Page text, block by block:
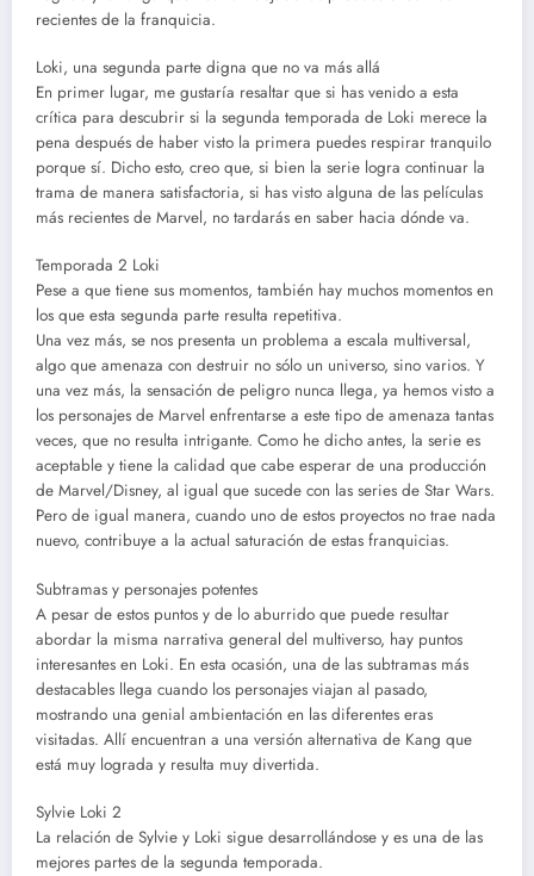
recientes de la franquicia.
Loki, una segunda parte digna que no va más allá
En primer lugar, me gustaría resaltar que si has venido a esta
crítica para descubrir si la segunda temporada de Loki merece la
pena después de haber visto la primera puedes respirar tranquilo
porque sí. Dicho esto, creo que, si bien la serie logra continuar la
trama de manera satisfactoria, si has visto alguna de las películas
más recientes de Marvel, no tardarás en saber hacia dónde va.
Temporada 2 Loki
Pese a que tiene sus momentos, también hay muchos momentos en
los que esta segunda parte resulta repetitiva.
Una vez más, se nos presenta un problema a escala multiversal,
algo que amenaza con destruir no sólo un universo, sino varios. Y
una vez más, la sensación de peligro nunca llega, ya hemos visto a
los personajes de Marvel enfrentarse a este tipo de amenaza tantas
veces, que no resulta intrigante. Como he dicho antes, la serie es
aceptable y tiene la calidad que cabe esperar de una producción
de Marvel/Disney, al igual que sucede con las series de Star Wars.
Pero de igual manera, cuando uno de estos proyectos no trae nada
nuevo, contribuye a la actual saturación de estas franquicias.
Subtramas y personajes potentes
A pesar de estos puntos y de lo aburrido que puede resultar
abordar la misma narrativa general del multiverso, hay puntos
interesantes en Loki. En esta ocasión, una de las subtramas más
destacables llega cuando los personajes viajan al pasado,
mostrando una genial ambientación en las diferentes eras
visitadas. Allí encuentran a una versión alternativa de Kang que
está muy lograda y resulta muy divertida.
Sylvie Loki 2
La relación de Sylvie y Loki sigue desarrollándose y es una de las
mejores partes de la segunda temporada.